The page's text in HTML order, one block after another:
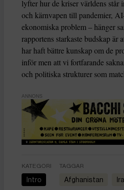
lyfter hur de kriser världens
och kärnvapen till pandemier,
ekonomiska problem – hänger
rapportens starkaste budskap är
har haft bättre kunskap om de
inför men att vi fortfarande
och politiska strukturer som
ANNONS
KATEGORI
Intro
TAGGAR
Afghanistan